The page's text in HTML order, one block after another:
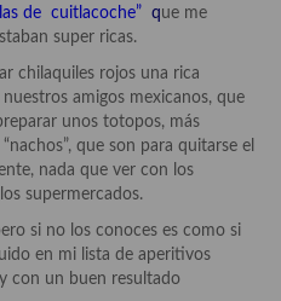
de cuitlacoche” que me
super ricas.
chilaquiles rojos una rica
amigos mexicanos, que
unos totopos, más
que son para quitarse el
nada que ver con los
supermercados.
si no los conoces es como si
en mi lista de aperitivos
con un buen resultado